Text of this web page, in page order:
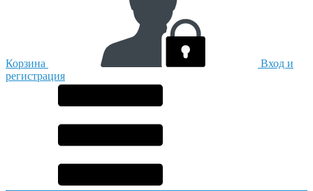
Корзина
Вход и
регистрация